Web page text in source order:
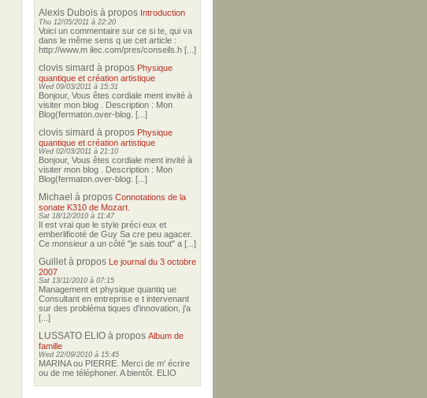
Alexis Dubois à propos Introduction
Thu 12/05/2011 à 22:20
Voici un commentaire sur ce si te, qui va
dans le même sens q ue cet article :
http://www.m ilec.com/pres/conseils.h [...]
clovis simard à propos Physique
quantique et création artistique
Wed 09/03/2011 à 15:31
Bonjour, Vous êtes cordiale ment invité à
visiter mon blog . Description : Mon
Blog(fermaton.over-blog. [...]
clovis simard à propos Physique
quantique et création artistique
Wed 02/03/2011 à 21:10
Bonjour, Vous êtes cordiale ment invité à
visiter mon blog . Description : Mon
Blog(fermaton.over-blog. [...]
Michael à propos Connotations de la
sonate K310 de Mozart.
Sat 18/12/2010 à 11:47
Il est vrai que le style préci eux et
emberlificoté de Guy Sa cre peu agacer.
Ce monsieur a un côté "je sais tout" a [...]
Guilletà propos Le journal du 3 octobre
2007
Sat 13/11/2010 à 07:15
Management et physique quantiq ue
Consultant en entreprise e t intervenant
sur des probléma tiques d'innovation, j'a
[...]
LUSSATO ELIO à propos Album de
famille
Wed 22/09/2010 à 15:45
MARINA ou PIERRE. Merci de m' écrire
ou de me téléphoner. A bientôt. ELIO